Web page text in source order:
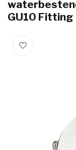
GU10 Fitting